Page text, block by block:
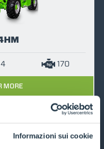
Informazioni sui cookie
170
MORE